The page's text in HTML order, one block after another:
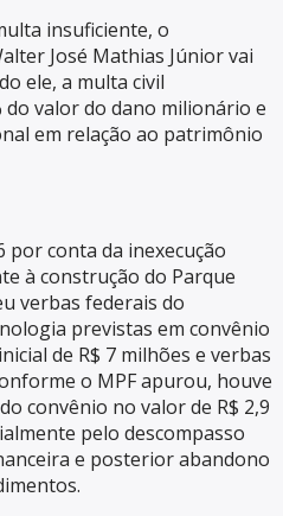
insuficiente, o
José Mathias Júnior vai
ele, a multa civil
do valor do dano milionário e
em relação ao patrimônio
por conta da inexecução
à construção do Parque
verbas federais do
previstas em convênio
de R$ 7 milhões e verbas
o MPF apurou, houve
convênio no valor de R$ 2,9
pelo descompasso
e posterior abandono